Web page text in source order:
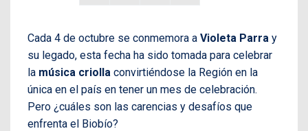
Cada 4 de octubre se conmemora a Violeta Parra y
su legado, esta fecha ha sido tomada para celebrar
la música criolla convirtiéndose la Región en la
única en el país en tener un mes de celebración.
Pero ¿cuáles son las carencias y desafíos que
enfrenta el Biobío?